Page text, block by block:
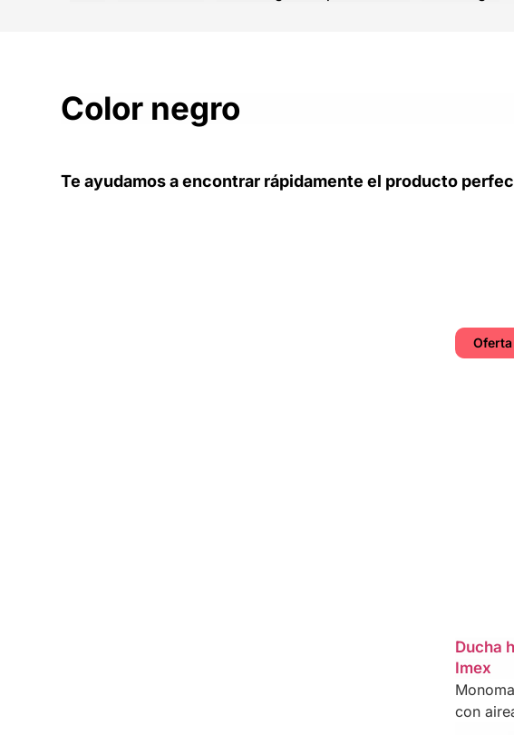
Color negro
Te ayudamos a encontrar rápidamente el producto
Oferta
Ducha
Imex
con